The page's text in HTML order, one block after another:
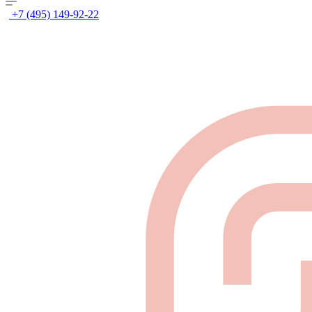
+7 (495) 149-92-22